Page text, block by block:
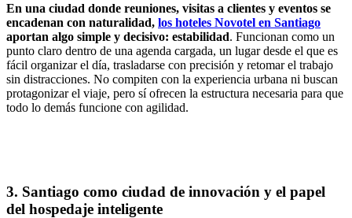
En una ciudad donde reuniones, visitas a clientes y eventos se
encadenan con naturalidad, los hoteles Novotel en Santiago
aportan algo simple y decisivo: estabilidad. Funcionan como un
punto claro dentro de una agenda cargada, un lugar desde el que es
fácil organizar el día, trasladarse con precisión y retomar el trabajo
sin distracciones. No compiten con la experiencia urbana ni buscan
protagonizar el viaje, pero sí ofrecen la estructura necesaria para que
todo lo demás funcione con agilidad.
3. Santiago como ciudad de innovación y el papel
del hospedaje inteligente